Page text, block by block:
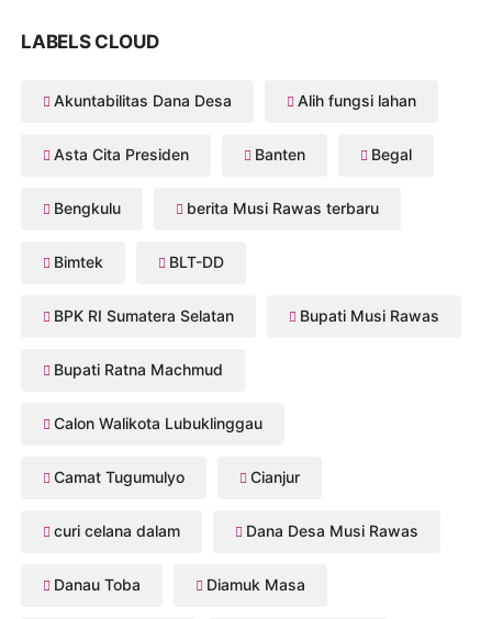
LABELS CLOUD
Akuntabilitas Dana Desa Alih fungsi lahan
Asta Cita Presiden Banten Begal
Bengkulu berita Musi Rawas terbaru
Bimtek BLT-DD
BPK RI Sumatera Selatan Bupati Musi Rawas
Bupati Ratna Machmud
Calon Walikota Lubuklinggau
Camat Tugumulyo Cianjur
curi celana dalam Dana Desa Musi Rawas
Danau Toba Diamuk Masa